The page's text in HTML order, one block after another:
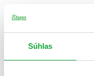
Súhlas